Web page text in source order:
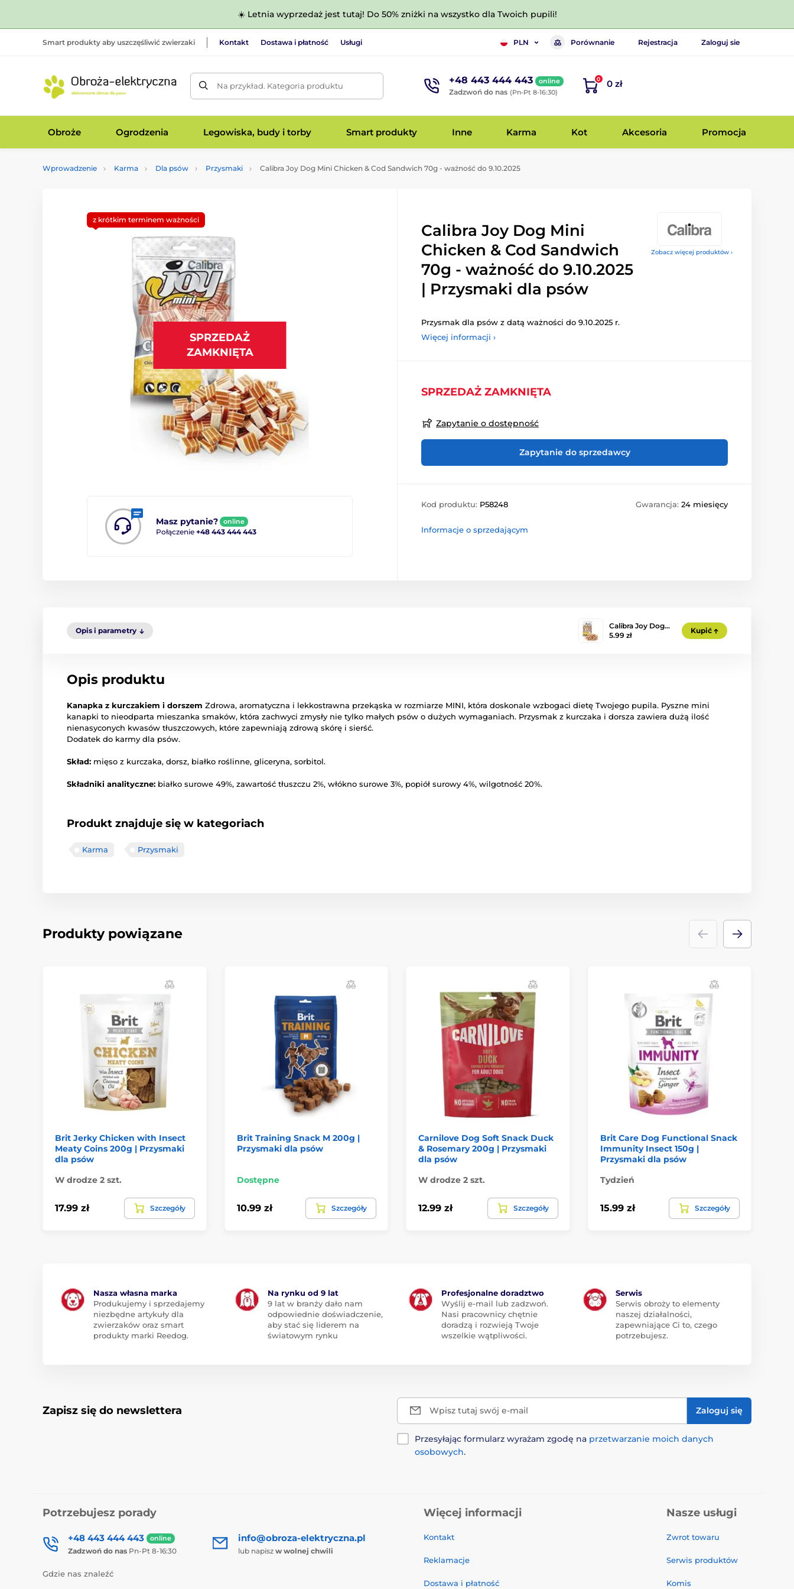
☀️ Letnia wyprzedaż jest tutaj! Do 50% zniżki na wszystko dla Twoich pupili!
Smart produkty aby uszczęśliwić zwierzaki Kontakt Dostawa i płatność Usługi PLN Porównanie Rejestracja Zaloguj sie
Na przykład. Kategoria produktu +48 443 444 443 online
Zadzwoń do nas (Pn-Pt 8-16:30)
0 0 zł
Obroże Ogrodzenia Legowiska, budy i torby Smart produkty Inne Karma Kot Akcesoria Promocja
Wprowadzenie Karma Dla psów Przysmaki Calibra Joy Dog Mini Chicken & Cod Sandwich 70g - ważność do 9.10.2025
Zobacz więcej produktów ›
SPRZEDAŻ
ZAMKNIĘTA
Masz pytanie? online
Połączenie +48 443 444 443
z krótkim terminem ważności
Calibra Joy Dog Mini
Chicken & Cod Sandwich
70g - ważność do 9.10.2025
| Przysmaki dla psów
Przysmak dla psów z datą ważności do 9.10.2025 r.
Więcej informacji ›
SPRZEDAŻ ZAMKNIĘTA
Zapytanie o dostępność
Zapytanie do sprzedawcy
Kod produktu: P58248 Gwarancja: 24 miesięcy
Informacje o sprzedającym
Opis i parametry
Calibra Joy Dog…
5.99 zł
Kupić
Opis produktu
Kanapka z kurczakiem i dorszem Zdrowa, aromatyczna i lekkostrawna przekąska w rozmiarze MINI, która doskonale wzbogaci dietę Twojego pupila. Pyszne mini
kanapki to nieodparta mieszanka smaków, która zachwyci zmysły nie tylko małych psów o dużych wymaganiach. Przysmak z kurczaka i dorsza zawiera dużą ilość
nienasyconych kwasów tłuszczowych, które zapewniają zdrową skórę i sierść.
Dodatek do karmy dla psów.
Skład: mięso z kurczaka, dorsz, białko roślinne, gliceryna, sorbitol.
Składniki analityczne: białko surowe 49%, zawartość tłuszczu 2%, włókno surowe 3%, popiół surowy 4%, wilgotność 20%.
Produkt znajduje się w kategoriach
Karma Przysmaki
Produkty powiązane
Brit Jerky Chicken with Insect
Meaty Coins 200g | Przysmaki
dla psów
W drodze 2 szt.
17.99 zł Szczegóły
Brit Training Snack M 200g |
Przysmaki dla psów
Dostępne
10.99 zł Szczegóły
Carnilove Dog Soft Snack Duck
& Rosemary 200g | Przysmaki
dla psów
W drodze 2 szt.
12.99 zł Szczegóły
Brit Care Dog Functional Snack
Immunity Insect 150g |
Przysmaki dla psów
Tydzień
15.99 zł Szczegóły
Nasza własna marka
Produkujemy i sprzedajemy
niezbędne artykuły dla
zwierzaków oraz smart
produkty marki Reedog.
Na rynku od 9 lat
9 lat w branży dało nam
odpowiednie doświadczenie,
aby stać się liderem na
światowym rynku
Profesjonalne doradztwo
Wyślij e-mail lub zadzwoń.
Nasi pracownicy chętnie
doradzą i rozwieją Twoje
wszelkie wątpliwości.
Serwis
Serwis obroży to elementy
naszej działalności,
zapewniające Ci to, czego
potrzebujesz.
Zapisz się do newslettera Wpisz tutaj swój e-mail Zaloguj się
Przesyłając formularz wyrażam zgodę na przetwarzanie moich danych
osobowych.
Potrzebujesz porady
+48 443 444 443 online
Zadzwoń do nas Pn-Pt 8-16:30
info@obroza-elektryczna.pl
lub napisz w wolnej chwili
Gdzie nas znaleźć
Więcej informacji
Kontakt
Reklamacje
Dostawa i płatność
Nasze usługi
Zwrot towaru
Serwis produktów
Komis